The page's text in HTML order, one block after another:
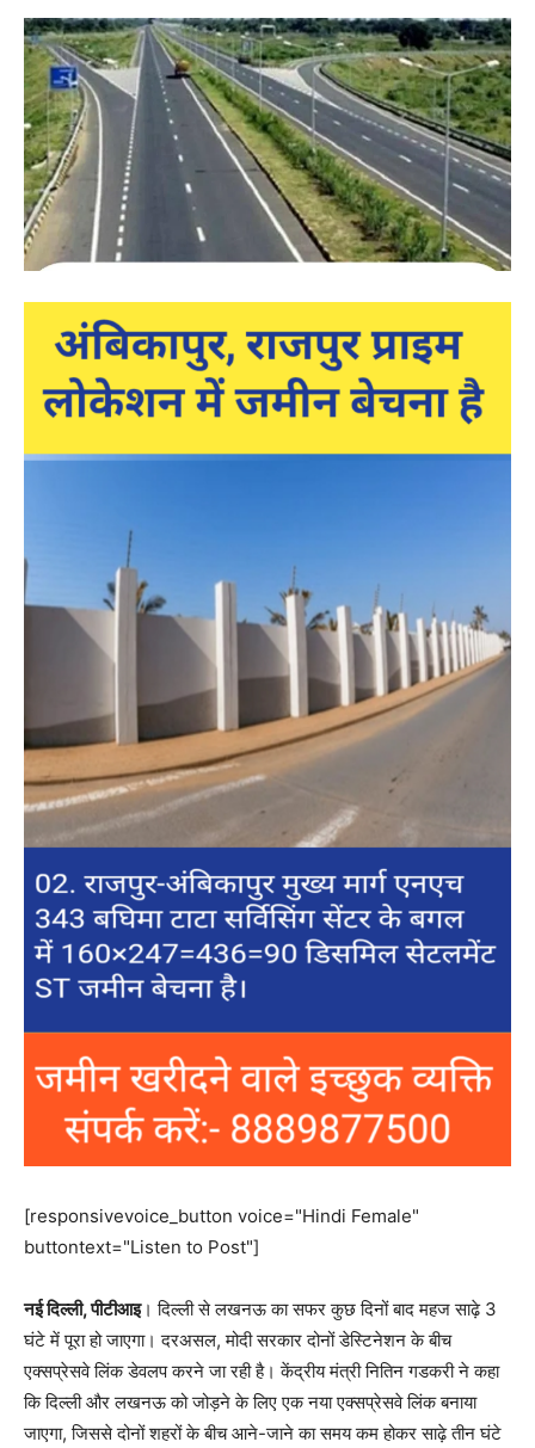
[responsivevoice_button voice="Hindi Female"
buttontext="Listen to Post"]
नई दिल्‍ली, पीटीआइ। दिल्‍ली से लखनऊ का सफर कुछ दिनों बाद महज साढ़े 3
घंटे में पूरा हो जाएगा। दरअसल, मोदी सरकार दोनों डेस्टिनेशन के बीच
एक्‍सप्रेसवे लिंक डेवलप करने जा रही है। केंद्रीय मंत्री नितिन गडकरी ने कहा
कि दिल्ली और लखनऊ को जोड़ने के लिए एक नया एक्सप्रेसवे लिंक बनाया
जाएगा, जिससे दोनों शहरों के बीच आने-जाने का समय कम होकर साढ़े तीन घंटे